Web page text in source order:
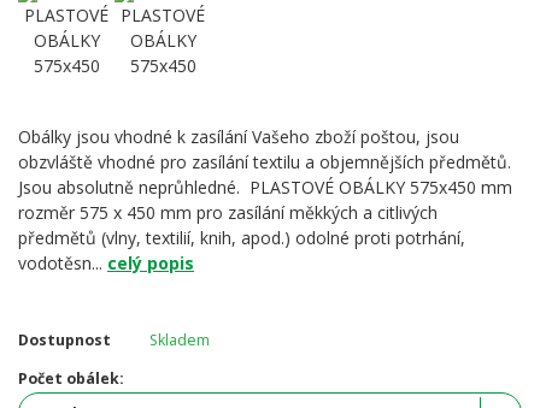
Obálky jsou vhodné k zasílání Vašeho zboží poštou, jsou
obzvláště vhodné pro zasílání textilu a objemnějších předmětů.
Jsou absolutně neprůhledné. PLASTOVÉ OBÁLKY 575x450 mm
rozměr 575 x 450 mm pro zasílání měkkých a citlivých
předmětů (vlny, textilií, knih, apod.) odolné proti potrhání,
vodotěsn... celý popis
Dostupnost
Skladem
Počet obálek: